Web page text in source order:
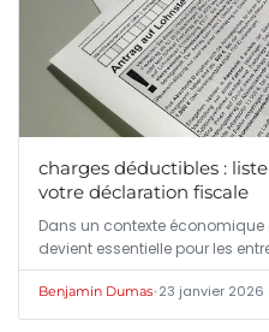
charges déductibles :
votre déclaration fiscale
Dans un contexte
devient essentielle pour les
Benjamin Dumas•23 janvier 2026